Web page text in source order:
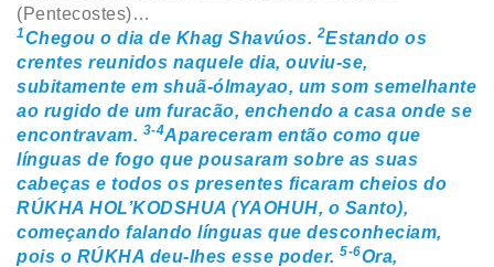
(Pentecostes)…
1Chegou o dia de Khag Shavúos. 2Estando os
crentes reunidos naquele dia, ouviu-se,
subitamente em shuã-ólmayao, um som semelhante
ao rugido de um furacão, enchendo a casa onde se
encontravam. 3-4Apareceram então como que
línguas de fogo que pousaram sobre as suas
cabeças e todos os presentes ficaram cheios do
RÚKHA HOL’KODSHUA (YAOHUH, o Santo),
começando falando línguas que desconheciam,
pois o RÚKHA deu-lhes esse poder. 5-6Ora,